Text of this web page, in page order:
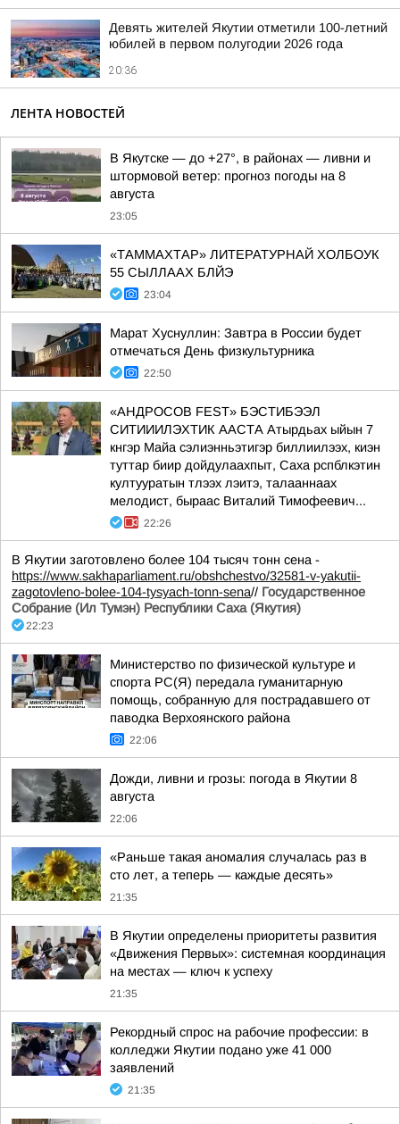
Девять жителей Якутии отметили 100-летний
юбилей в первом полугодии 2026 года
20:36
ЛЕНТА НОВОСТЕЙ
В Якутске — до +27°, в районах — ливни и
штормовой ветер: прогноз погоды на 8
августа
23:05
«ТАММАХТАР» ЛИТЕРАТУРНАЙ ХОЛБОУК
55 СЫЛЛААХ БЛЙЭ
23:04
Марат Хуснуллин: Завтра в России будет
отмечаться День физкультурника
22:50
«АНДРОСОВ FEST» БЭСТИБЭЭЛ
СИТИИИЛЭХТИК ААСТА Атырдьах ыйын 7
кнгэр Майа сэлиэнньэтигэр биллиилээх, киэн
туттар биир дойдулаахпыт, Саха рспблкэтин
култууратын тлээх лэитэ, талааннаах
мелодист, быраас Виталий Тимофеевич...
22:26
В Якутии заготовлено более 104 тысяч тонн сена -
https://www.sakhaparliament.ru/obshchestvo/32581-v-yakutii-
zagotovleno-bolee-104-tysyach-tonn-sena// Государственное
Собрание (Ил Тумэн) Республики Саха (Якутия)
22:23
Министерство по физической культуре и
спорта РС(Я) передала гуманитарную
помощь, собранную для пострадавшего от
паводка Верхоянского района
22:06
Дожди, ливни и грозы: погода в Якутии 8
августа
22:06
«Раньше такая аномалия случалась раз в
сто лет, а теперь — каждые десять»
21:35
В Якутии определены приоритеты развития
«Движения Первых»: системная координация
на местах — ключ к успеху
21:35
Рекордный спрос на рабочие профессии: в
колледжи Якутии подано уже 41 000
заявлений
21:35